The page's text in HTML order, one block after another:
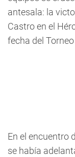
antesala: la
Castro en el
fecha del
En el encuentro
se había